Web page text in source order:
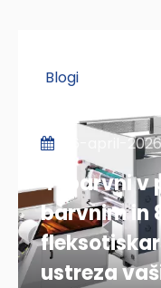
Blogi
4-barvni v
barvnim in
ustreza
06-april-2026